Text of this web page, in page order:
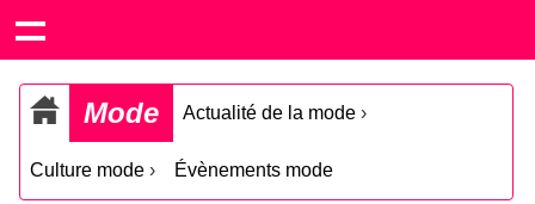
Mode Actualité de la mode ›
Culture mode › Évènements mode